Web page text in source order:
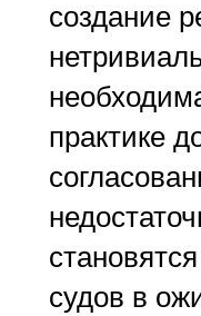
создание
практике
судов в